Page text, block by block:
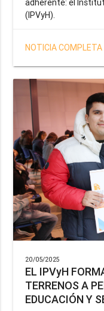
adherente: el
(IPVyH).
NOTICIA COMPLETA
20/05/2025
EL IPVyH
TERRENOS A
EDUCACIÓN Y